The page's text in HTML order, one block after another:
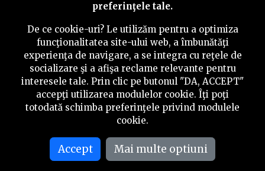
preferinţele tale.
De ce cookie-uri? Le utilizăm pentru a optimiza
funcţionalitatea site-ului web, a îmbunătăţi
experienţa de navigare, a se integra cu reţele de
socializare şi a afişa reclame relevante pentru
interesele tale. Prin clic pe butonul "DA, ACCEPT"
accepţi utilizarea modulelor cookie. Îţi poţi
totodată schimba preferinţele privind modulele
cookie.
Accept Mai multe optiuni